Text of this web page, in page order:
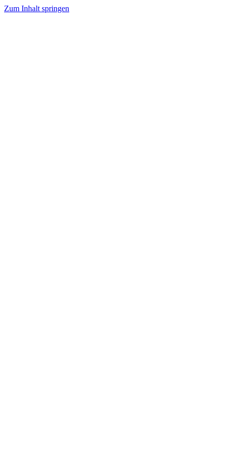
Zum Inhalt springen